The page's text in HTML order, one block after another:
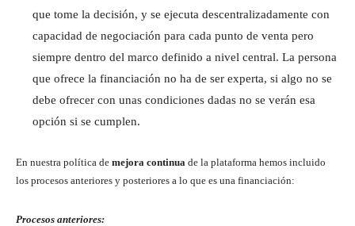
que tome la decisión, y se ejecuta descentralizadamente con
capacidad de negociación para cada punto de venta pero
siempre dentro del marco definido a nivel central. La persona
que ofrece la financiación no ha de ser experta, si algo no se
debe ofrecer con unas condiciones dadas no se verán esa
opción si se cumplen.
En nuestra política de mejora continua de la plataforma hemos incluido
los procesos anteriores y posteriores a lo que es una financiación:
Procesos anteriores: